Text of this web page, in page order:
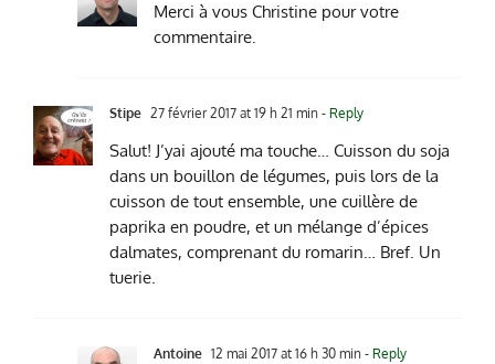
Merci à vous Christine pour votre
commentaire.
Stipe 27 février 2017 at 19 h 21 min - Reply
Salut! J’yai ajouté ma touche… Cuisson du soja
dans un bouillon de légumes, puis lors de la
cuisson de tout ensemble, une cuillère de
paprika en poudre, et un mélange d’épices
dalmates, comprenant du romarin… Bref. Un
tuerie.
Antoine 12 mai 2017 at 16 h 30 min - Reply